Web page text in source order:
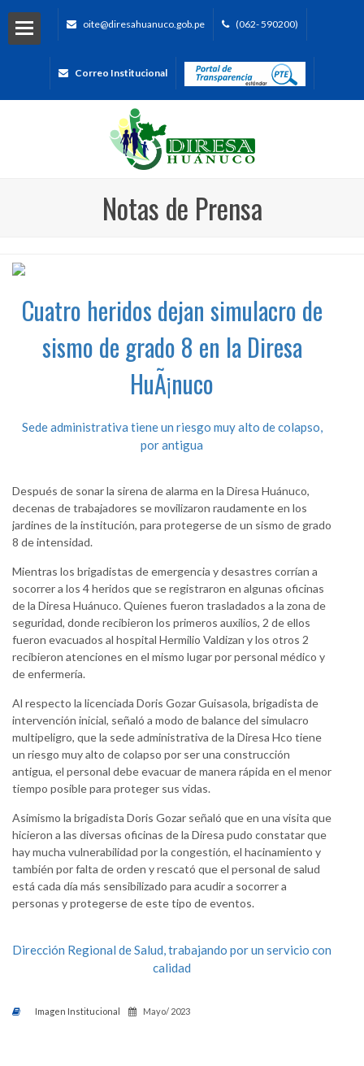
oite@diresahuanuco.gob.pe (062- 590200)
Correo Institucional
Notas de Prensa
Cuatro heridos dejan simulacro de
sismo de grado 8 en la Diresa
HuÃ¡nuco
Sede administrativa tiene un riesgo muy alto de colapso,
por antigua
Después de sonar la sirena de alarma en la Diresa Huánuco,
decenas de trabajadores se movilizaron raudamente en los
jardines de la institución, para protegerse de un sismo de grado
8 de intensidad.
Mientras los brigadistas de emergencia y desastres corrían a
socorrer a los 4 heridos que se registraron en algunas oficinas
de la Diresa Huánuco. Quienes fueron trasladados a la zona de
seguridad, donde recibieron los primeros auxilios, 2 de ellos
fueron evacuados al hospital Hermilio Valdizan y los otros 2
recibieron atenciones en el mismo lugar por personal médico y
de enfermería.
Al respecto la licenciada Doris Gozar Guisasola, brigadista de
intervención inicial, señaló a modo de balance del simulacro
multipeligro, que la sede administrativa de la Diresa Hco tiene
un riesgo muy alto de colapso por ser una construcción
antigua, el personal debe evacuar de manera rápida en el menor
tiempo posible para proteger sus vidas.
Asimismo la brigadista Doris Gozar señaló que en una visita que
hicieron a las diversas oficinas de la Diresa pudo constatar que
hay mucha vulnerabilidad por la congestión, el hacinamiento y
también por falta de orden y rescató que el personal de salud
está cada día más sensibilizado para acudir a socorrer a
personas y protegerse de este tipo de eventos.
Dirección Regional de Salud, trabajando por un servicio con
calidad
Imagen Institucional Mayo/ 2023